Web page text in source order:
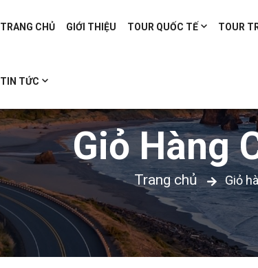
TRANG CHỦ GIỚI THIỆU TOUR QUỐC TẾ TOUR
TIN TỨC
Giỏ Hàng
Trang chủ Giỏ